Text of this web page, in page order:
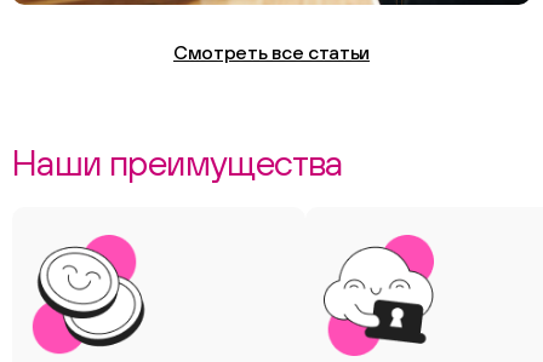
Смотреть все статьи
Наши преимущества